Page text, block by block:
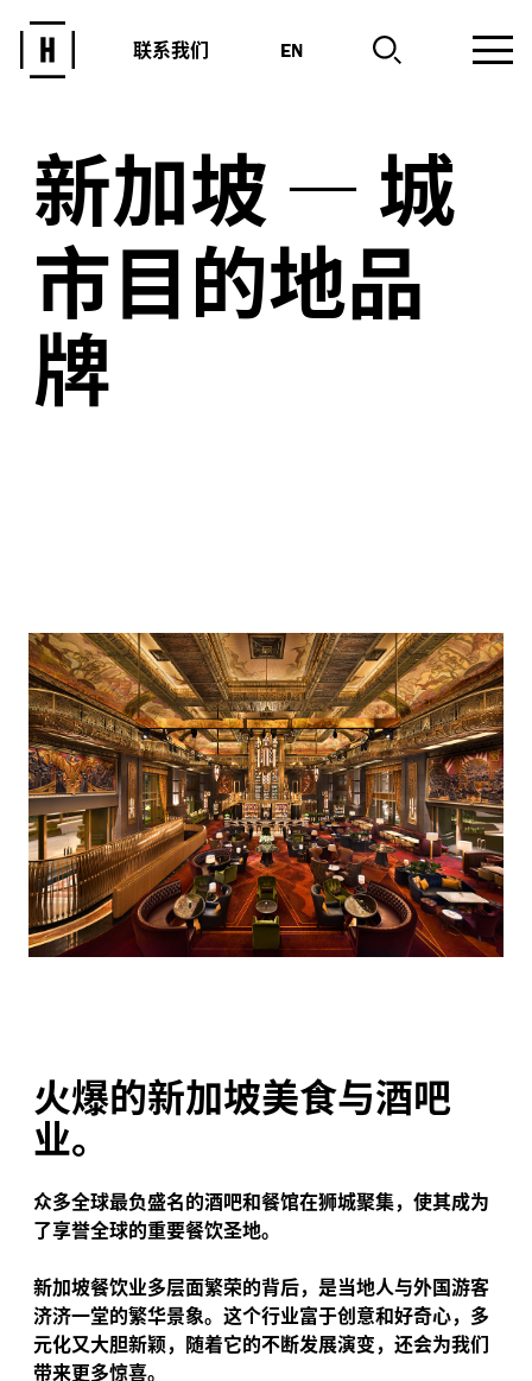
联系我们 EN
新加坡—城
市目的地品
牌
火爆的新加坡美食与酒吧
业。
众多全球最负盛名的酒吧和餐馆在狮城聚集，使其成为
了享誉全球的重要餐饮圣地。
新加坡餐饮业多层面繁荣的背后，是当地人与外国游客
济济一堂的繁华景象。这个行业富于创意和好奇心，多
元化又大胆新颖，随着它的不断发展演变，还会为我们
带来更多惊喜。